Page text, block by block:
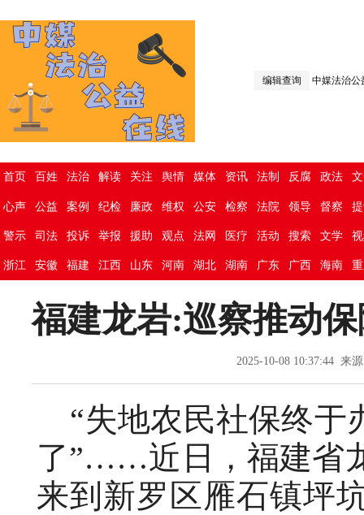
编辑查询 中媒法治公
首页 百姓 法治 解读 关注 舆情 媒体 资讯 法制 反腐 政法
心声 公益 案例 纪检 廉政 维权 公安 检察 法院 领导 督察
警示 司法 投诉 举报 援助 观点 法网 医疗 活动 搜索 文学
浙江 安徽 福建 江西 山东 河南 湖北 湖南 广东 广西 海南
福建龙岩:巡察推动
2025-10-08 10:37:44 来
“失地农民社保终于
了”……近日，福建省
来到新罗区雁石镇坪